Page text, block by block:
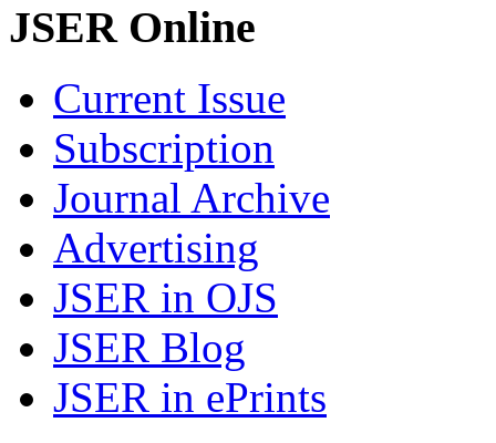
JSER Online
Current Issue
Subscription
Journal Archive
Advertising
JSER in OJS
JSER Blog
JSER in ePrints